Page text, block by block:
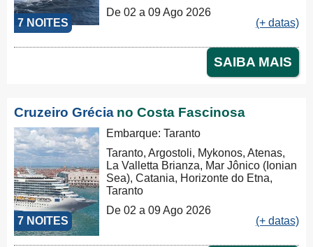
7 NOITES
De 02 a 09 Ago 2026
(+ datas)
SAIBA MAIS
Cruzeiro Grécia no Costa Fascinosa
7 NOITES
Embarque: Taranto
Taranto, Argostoli, Mykonos, Atenas,
La Valletta Brianza, Mar Jônico (Ionian
Sea), Catania, Horizonte do Etna,
Taranto
De 02 a 09 Ago 2026
(+ datas)